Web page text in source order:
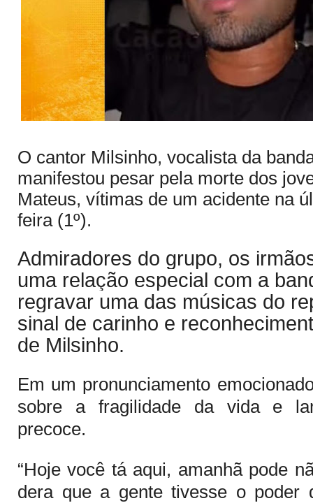
O cantor Milsinho, vocalista da
manifestou pesar pela morte dos
Mateus, vítimas de um acidente na
feira (1º).
Admiradores do grupo, os
uma relação especial com a
regravar uma das músicas do
sinal de carinho e
de Milsinho.
Em um pronunciamento
sobre a fragilidade da vida e
precoce.
“Hoje você tá aqui, amanhã pode
dera que a gente tivesse o poder